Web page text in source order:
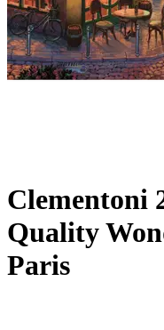
Clementoni
Quality
Paris